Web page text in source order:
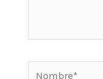
Nombre*